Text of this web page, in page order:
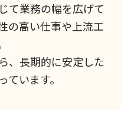
て業務の幅を広げて
の高い仕事や上流工
、長期的に安定した
います。